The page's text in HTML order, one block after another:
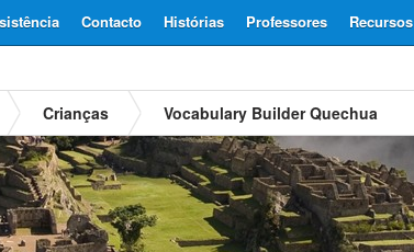
Recursos
Professores
Histórias
Contacto
Crianças Vocabulary Builder Quechua